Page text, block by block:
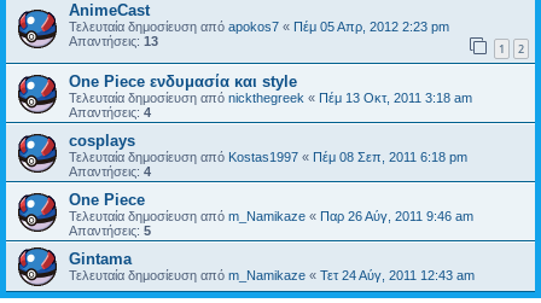
AnimeCast
Τελευταία δημοσίευση από apokos7 « Πέμ 05 Απρ, 2012 2:23 pm
Απαντήσεις: 13 1 2
One Piece ενδυμασία και style
Τελευταία δημοσίευση από nickthegreek « Πέμ 13 Οκτ, 2011 3:18 am
Απαντήσεις: 4
cosplays
Τελευταία δημοσίευση από Kostas1997 « Πέμ 08 Σεπ, 2011 6:18 pm
Απαντήσεις: 4
One Piece
Τελευταία δημοσίευση από m_Namikaze « Παρ 26 Αύγ, 2011 9:46 am
Απαντήσεις: 5
Gintama
Τελευταία δημοσίευση από m_Namikaze « Τετ 24 Αύγ, 2011 12:43 am